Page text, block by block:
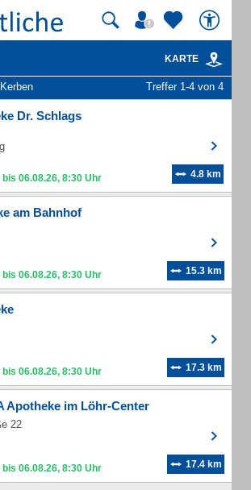
KARTE
Treffer 1-4 von 4
Dr. Schlags
06.08.26, 8:30 Uhr
4.8 km
am Bahnhof
06.08.26, 8:30 Uhr
15.3 km
06.08.26, 8:30 Uhr
17.3 km
Apotheke im Löhr-Center
22
06.08.26, 8:30 Uhr
17.4 km